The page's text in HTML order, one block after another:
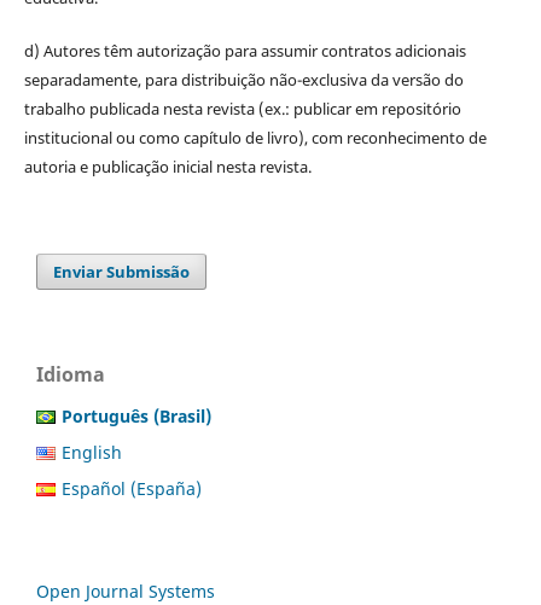
d) Autores têm autorização para assumir contratos adicionais
separadamente, para distribuição não-exclusiva da versão do
trabalho publicada nesta revista (ex.: publicar em repositório
institucional ou como capítulo de livro), com reconhecimento de
autoria e publicação inicial nesta revista.
Enviar Submissão
Idioma
Português (Brasil)
English
Español (España)
Open Journal Systems